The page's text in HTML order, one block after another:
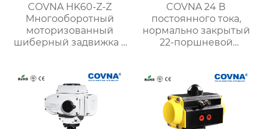
COVNA HK60-Z-Z
Многооборотный
моторизованный
шиберный задвижка с
COVNA 24 В
постоянного тока,
нормально закрытый
22-поршневой